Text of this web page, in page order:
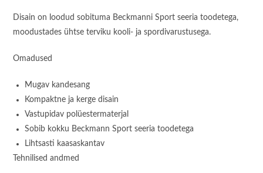
Disain on loodud sobituma Beckmanni Sport seeria toodetega,
moodustades ühtse terviku kooli- ja spordivarustusega.
Omadused
Mugav kandesang
Kompaktne ja kerge disain
Vastupidav polüestermaterjal
Sobib kokku Beckmann Sport seeria toodetega
Lihtsasti kaasaskantav
Tehnilised andmed